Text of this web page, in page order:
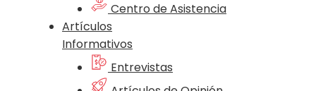
Centro de Asistencia
Artículos
Informativos
Entrevistas